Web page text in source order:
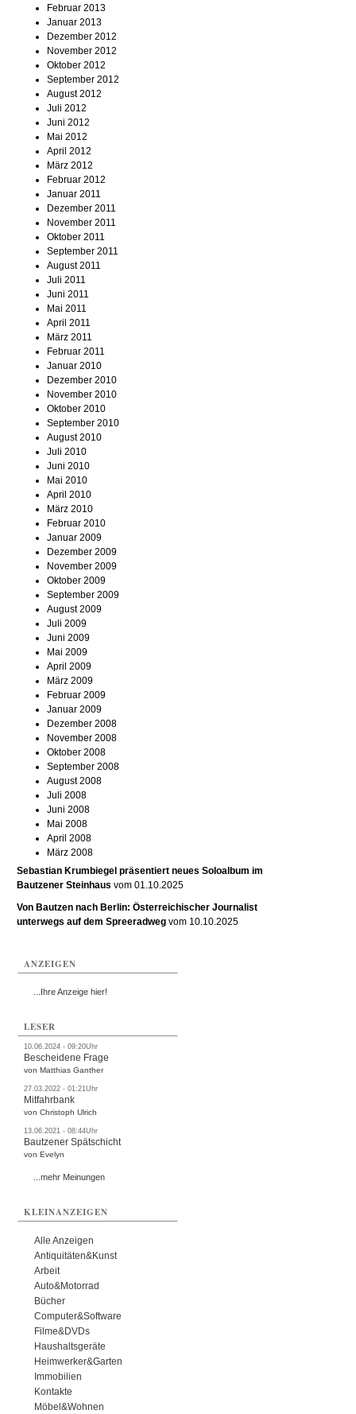
Februar 2013
Januar 2013
Dezember 2012
November 2012
Oktober 2012
September 2012
August 2012
Juli 2012
Juni 2012
Mai 2012
April 2012
März 2012
Februar 2012
Januar 2011
Dezember 2011
November 2011
Oktober 2011
September 2011
August 2011
Juli 2011
Juni 2011
Mai 2011
April 2011
März 2011
Februar 2011
Januar 2010
Dezember 2010
November 2010
Oktober 2010
September 2010
August 2010
Juli 2010
Juni 2010
Mai 2010
April 2010
März 2010
Februar 2010
Januar 2009
Dezember 2009
November 2009
Oktober 2009
September 2009
August 2009
Juli 2009
Juni 2009
Mai 2009
April 2009
März 2009
Februar 2009
Januar 2009
Dezember 2008
November 2008
Oktober 2008
September 2008
August 2008
Juli 2008
Juni 2008
Mai 2008
April 2008
März 2008
Sebastian Krumbiegel präsentiert neues Soloalbum im
Bautzener Steinhaus vom 01.10.2025
Von Bautzen nach Berlin: Österreichischer Journalist
unterwegs auf dem Spreeradwegvom 10.10.2025
ANZEIGEN
...Ihre Anzeige hier!
LESER
10.06.2024 - 09:20Uhr
Bescheidene Frage
von Matthias Ganther
27.03.2022 - 01:21Uhr
Mitfahrbank
von Christoph Ulrich
13.06.2021 - 08:44Uhr
Bautzener Spätschicht
von Evelyn
...mehr Meinungen
KLEINANZEIGEN
Alle Anzeigen
Antiquitäten&Kunst
Arbeit
Auto&Motorrad
Bücher
Computer&Software
Filme&DVDs
Haushaltsgeräte
Heimwerker&Garten
Immobilien
Kontakte
Möbel&Wohnen